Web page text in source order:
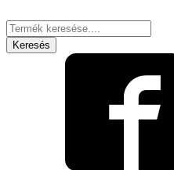
Products
search
Keresés